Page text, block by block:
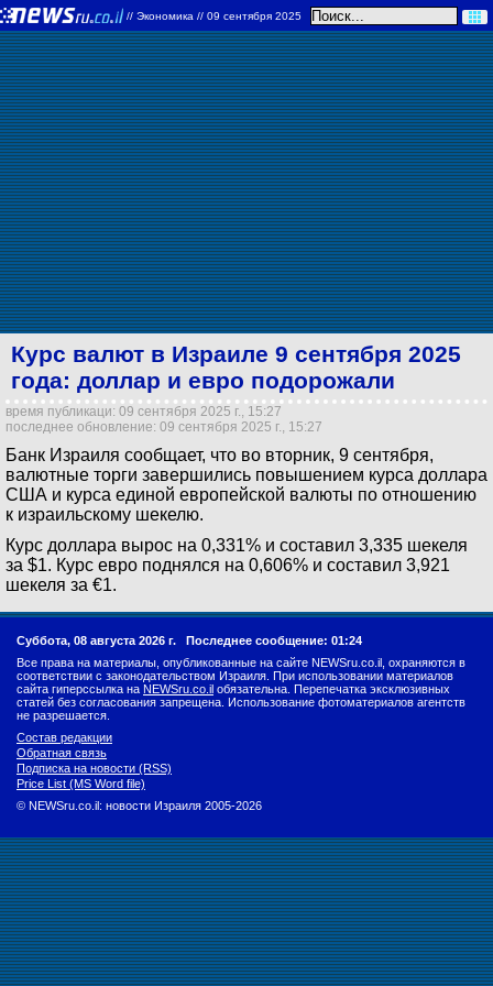
// Экономика // 09 сентября 2025
Курс валют в Израиле 9 сентября 2025
года: доллар и евро подорожали
время публикаци: 09 сентября 2025 г., 15:27
последнее обновление: 09 сентября 2025 г., 15:27
Банк Израиля сообщает, что во вторник, 9 сентября,
валютные торги завершились повышением курса доллара
США и курса единой европейской валюты по отношению
к израильскому шекелю.
Курс доллара вырос на 0,331% и составил 3,335 шекеля
за $1. Курс евро поднялся на 0,606% и составил 3,921
шекеля за €1.
Суббота, 08 августа 2026 г. Последнее сообщение: 01:24
Все права на материалы, опубликованные на сайте NEWSru.co.il, охраняются в
соответствии с законодательством Израиля. При использовании материалов
сайта гиперссылка на NEWSru.co.il обязательна. Перепечатка эксклюзивных
статей без согласования запрещена. Использование фотоматериалов агентств
не разрешается.
Состав редакции
Обратная связь
Подписка на новости (RSS)
Price List (MS Word file)
© NEWSru.co.il: новости Израиля 2005-2026